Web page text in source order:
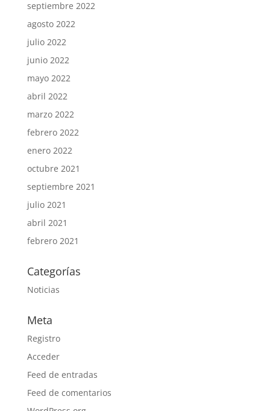
septiembre 2022
agosto 2022
julio 2022
junio 2022
mayo 2022
abril 2022
marzo 2022
febrero 2022
enero 2022
octubre 2021
septiembre 2021
julio 2021
abril 2021
febrero 2021
Categorías
Noticias
Meta
Registro
Acceder
Feed de entradas
Feed de comentarios